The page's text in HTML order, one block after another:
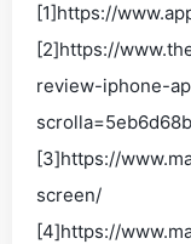
[1]https://
[2]https://
review-iphone-
[3]https://
screen/
[4]https://